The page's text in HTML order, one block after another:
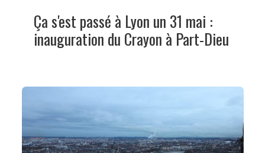
Ça s'est passé à Lyon un 31 mai :
inauguration du Crayon à Part-Dieu